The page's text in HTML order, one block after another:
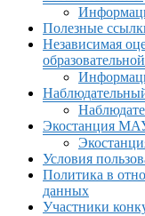
Полезные
Независимая
Экостанция
Условия
Политика в
данных
Участники